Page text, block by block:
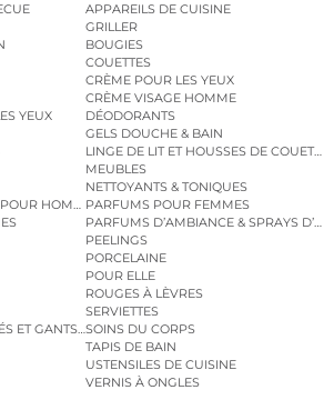
APPAREILS DE CUISINE
GRILLER
BOUGIES
COUETTES
CRÈME POUR LES YEUX
CRÈME VISAGE HOMME
YEUX
DÉODORANTS
GELS DOUCHE & BAIN
LINGE DE LIT ET HOUSSES DE COUETTE
MEUBLES
NETTOYANTS & TONIQUES
HOMMESPARFUMS POUR FEMMES
PARFUMS D’AMBIANCE & SPRAYS
PEELINGS
PORCELAINE
POUR ELLE
ROUGES À LÈVRES
SERVIETTES
ET GANTS DE TOILETTE
SOINS DU CORPS
TAPIS DE BAIN
USTENSILES DE CUISINE
VERNIS À ONGLES